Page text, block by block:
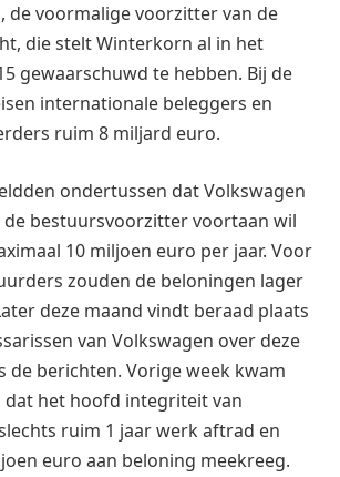
de voormalige voorzitter van de
die stelt Winterkorn al in het
gewaarschuwd te hebben. Bij de
internationale beleggers en
ruim 8 miljard euro.
ondertussen dat Volkswagen
de bestuursvoorzitter voortaan wil
10 miljoen euro per jaar. Voor
zouden de beloningen lager
deze maand vindt beraad plaats
van Volkswagen over deze
de berichten. Vorige week kwam
dat het hoofd integriteit van
ruim 1 jaar werk aftrad en
euro aan beloning meekreeg.